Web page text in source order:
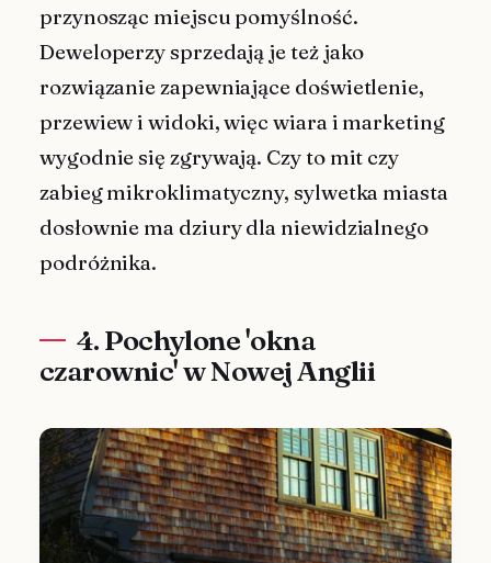
przynosząc miejscu pomyślność.
Deweloperzy sprzedają je też jako
rozwiązanie zapewniające doświetlenie,
przewiew i widoki, więc wiara i marketing
wygodnie się zgrywają. Czy to mit czy
zabieg mikroklimatyczny, sylwetka miasta
dosłownie ma dziury dla niewidzialnego
podróżnika.
4. Pochylone 'okna
czarownic' w Nowej Anglii